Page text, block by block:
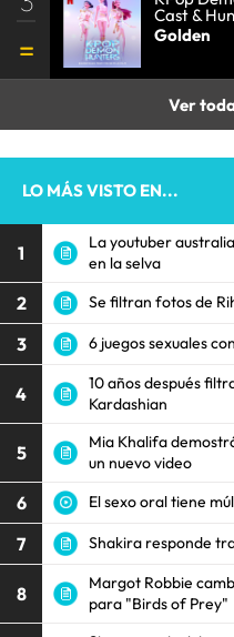
Cast &
Golden
Ver
LO MÁS VISTO EN...
1
La youtuber
en la selva
2 Se filtran fotos de
3 6 juegos sexuales
4
10 años después
Kardashian
5
Mia Khalifa
un nuevo video
6 El sexo oral tiene
7 Shakira responde
8
Margot Robbie
para "Birds of Prey"